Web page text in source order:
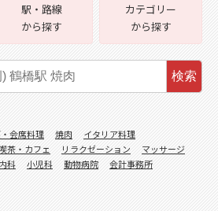
駅・路線
から探す
カテゴリー
から探す
検索
会席料理 焼肉
イタリア料理
茶・カフェ リラクゼーション
マッサージ
内科 小児科 動物病院
会計事務所